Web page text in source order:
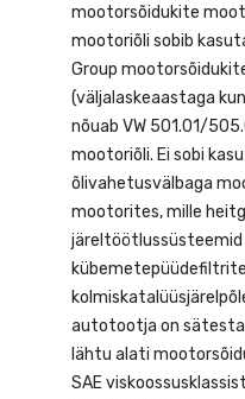
mootorsõidukite
mootoriõli sobib
Group
(väljalaskeaastaga
nõuab VW 501.01/
mootoriõli. Ei sobi
õlivahetusvälbaga
mootorites, mille
autotootja on
lähtu alati
SAE